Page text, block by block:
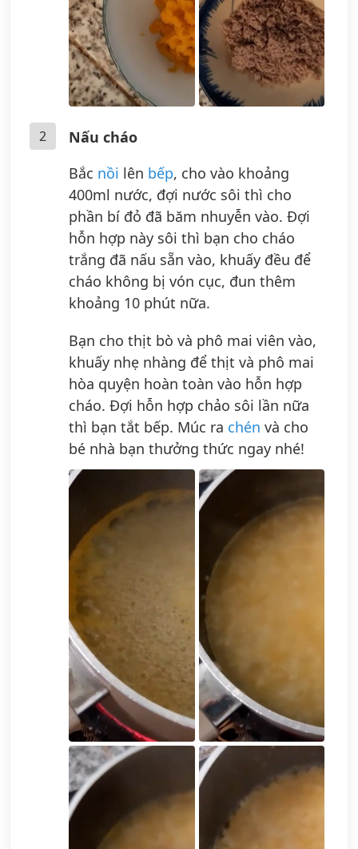
2
Nấu cháo
Bắc nồi lên bếp, cho vào khoảng
400ml nước, đợi nước sôi thì cho
phần bí đỏ đã băm nhuyễn vào. Đợi
hỗn hợp này sôi thì bạn cho cháo
trắng đã nấu sẵn vào, khuấy đều để
cháo không bị vón cục, đun thêm
khoảng 10 phút nữa.
Bạn cho thịt bò và phô mai viên vào,
khuấy nhẹ nhàng để thịt và phô mai
hòa quyện hoàn toàn vào hỗn hợp
cháo. Đợi hỗn hợp chảo sôi lần nữa
thì bạn tắt bếp. Múc ra chén và cho
bé nhà bạn thưởng thức ngay nhé!